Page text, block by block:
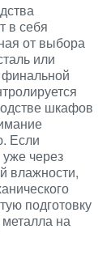
в себя
от выбора
или
шкафов
Если
через
влажности,
подготовку
на